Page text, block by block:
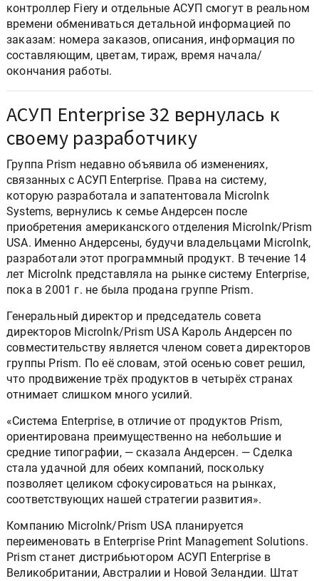
контроллер Fiery и отдельные АСУП смогут в реальном
времени обмениваться детальной информацией по
заказам: номера заказов, описания, информация по
составляющим, цветам, тираж, время начала/
окончания работы.
АСУП Enterprise 32 вернулась к
своему разработчику
Группа Prism недавно объявила об изменениях,
связанных с АСУП Enterprise. Права на систему,
которую разработала и запатентовала MicroInk
Systems, вернулись к семье Андерсен после
приобретения американского отделения MicroInk/Prism
USA. Именно Андерсены, будучи владельцами MicroInk,
разработали этот программный продукт. В течение 14
лет MicroInk представляла на рынке систему Enterprise,
пока в 2001 г. не была продана группе Prism.
Генеральный директор и председатель совета
директоров MicroInk/Prism USA Кароль Андерсен по
совместительству является членом совета директоров
группы Prism. По её словам, этой осенью совет решил,
что продвижение трёх продуктов в четырёх странах
отнимает слишком много усилий.
«Система Enterprise, в отличие от продуктов Prism,
ориентирована преимущественно на небольшие и
средние типографии, — сказала Андерсен. — Сделка
стала удачной для обеих компаний, поскольку
позволяет целиком сфокусироваться на рынках,
соответствующих нашей стратегии развития».
Компанию MicroInk/Prism USA планируется
переименовать в Enterprise Print Management Solutions.
Prism станет дистрибьютором АСУП Enterprise в
Великобритании, Австралии и Новой Зеландии. Штат